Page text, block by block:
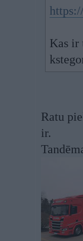
Kas ir
Ratu
ir.